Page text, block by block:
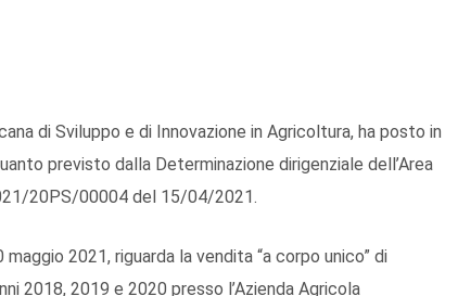
di Sviluppo e di Innovazione in Agricoltura, ha posto in
previsto dalla Determinazione dirigenziale dell’Area
20PS/00004 del 15/04/2021.
2021, riguarda la vendita “a corpo unico” di
2018, 2019 e 2020 presso l’Azienda Agricola